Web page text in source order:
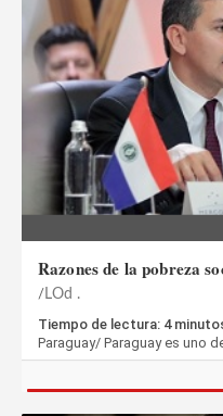
Razones de la pobreza
LOd .
Tiempo de lectura: 4
Paraguay/ Paraguay es uno